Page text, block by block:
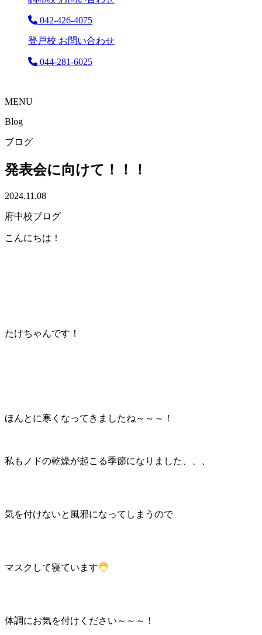
042-426-4075
登戸校 お問い合わせ
044-281-6025
MENU
Blog
ブログ
発表会に向けて！！！
2024.11.08
府中校ブログ
こんにちは！
たけちゃんです！
ほんとに寒くなってきましたね～～～！
私もノドの乾燥が起こる季節になりました、、、
気を付けないと風邪になってしまうので
マスクして寝ています
体調にお気を付けください～～～！